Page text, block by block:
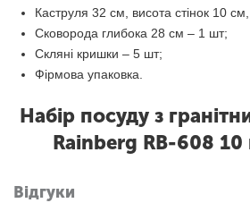
Каструля 32 см, висота стінок 10
Сковорода глибока 28 см – 1 шт;
Скляні кришки – 5 шт;
Фірмова упаковка.
Набір посуду з
Rainberg RB-608 10
Відгуки